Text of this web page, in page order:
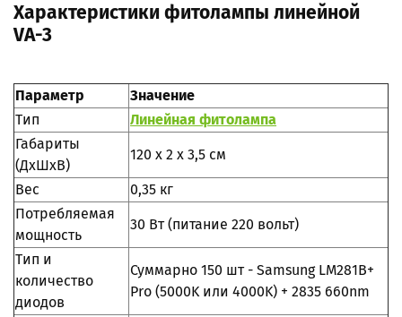
Характеристики фитолампы линейной
VA-3
Параметр
Значение
Тип
Линейная фитолампа
Габариты
(ДхШхВ)
120 х 2 х 3,5 см
Вес
0,35 кг
Потребляемая
мощность
30 Вт (питание 220 вольт)
Тип и
количество
диодов
Суммарно 150 шт - Samsung LM281B+
Pro (5000K или 4000K) + 2835 660nm